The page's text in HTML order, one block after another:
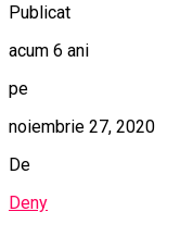
Publicat
acum 6 ani
pe
noiembrie 27, 2020
De
Deny